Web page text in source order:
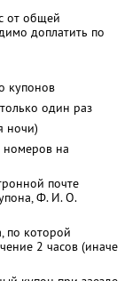
от общей
доплатить по
купонов
один раз
ночи)
номеров на
почте
Ф. И. О.
по которой
2 часов (иначе